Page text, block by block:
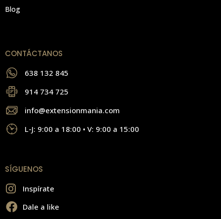
Blog
CONTÁCTANOS
638 132 845
914 734 725
info@extensionmania.com
L-J: 9:00 a 18:00 • V: 9:00 a 15:00
SÍGUENOS
Inspírate
Dale a like